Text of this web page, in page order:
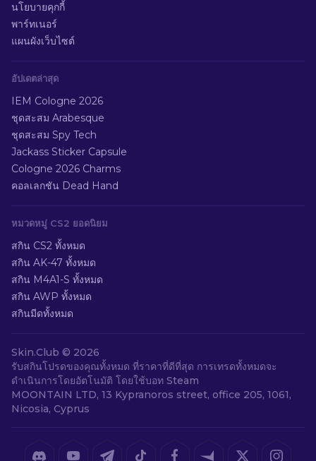
นโยบายคุกกี้
พาร์ทเนอร์
แผนผังเว็บไซต์
อัปเดตล่าสุด
IEM Cologne 2026
ชุดสะสม Arabesque
ชุดสะสม Spy Tech
Jackass Sticker Capsule
Cologne 2026 Charms
คอลเลกชัน Dead Hand
หมวดหมู่ CS2 ยอดนิยม
สกิน CS2 ทั้งหมด
สกิน AK-47 ทั้งหมด
สกิน M4A1-S ทั้งหมด
สกิน AWP ทั้งหมด
สกินมีดทั้งหมด
Skin.Club © 2026
รับสกินโปรดของคุณทั้งหมด ที่ราคาที่ดีที่สุด การเทรดทั้งหมดจะ
ดำเนินการโดยอัตโนมัติ โดยใช้บอท Steam
MOONTAIN LTD, 13 Kypranoros street, office 205, 1061,
Nicosia, Cyprus